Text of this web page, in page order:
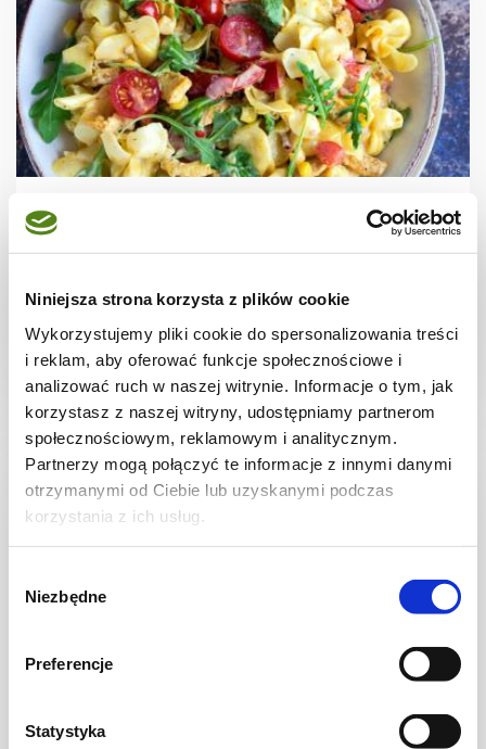
Niniejsza strona korzysta z plików cookie
Wykorzystujemy pliki cookie do spersonalizowania treści
i reklam, aby oferować funkcje społecznościowe i
analizować ruch w naszej witrynie. Informacje o tym, jak
korzystasz z naszej witryny, udostępniamy partnerom
społecznościowym, reklamowym i analitycznym.
Partnerzy mogą połączyć te informacje z innymi danymi
otrzymanymi od Ciebie lub uzyskanymi podczas
korzystania z ich usług.
zgody
Niezbędne
Preferencje
Statystyka
SAŁATKI
Sałatka z tortellini i kurczakiem
2149 kcal